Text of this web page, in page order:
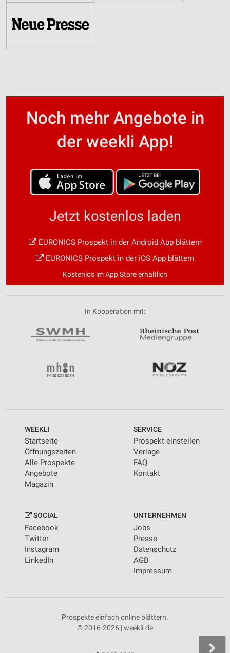
Noch mehr Angebote in
der weekli App!
Jetzt kostenlos laden
EURONICS Prospekt in der Android App blättern
EURONICS Prospekt in der iOS App blättern
Kostenlos im App Store erhältlich
In Kooperation mit:
WEEKLI
Startseite
Öffnungszeiten
Alle Prospekte
Angebote
Magazin
SERVICE
Prospekt einstellen
Verlage
FAQ
Kontakt
SOCIAL
Facebook
Twitter
Instagram
LinkedIn
UNTERNEHMEN
Jobs
Presse
Datenschutz
AGB
Impressum
Prospekte einfach online blättern.
© 2016-2026 | weekli.de